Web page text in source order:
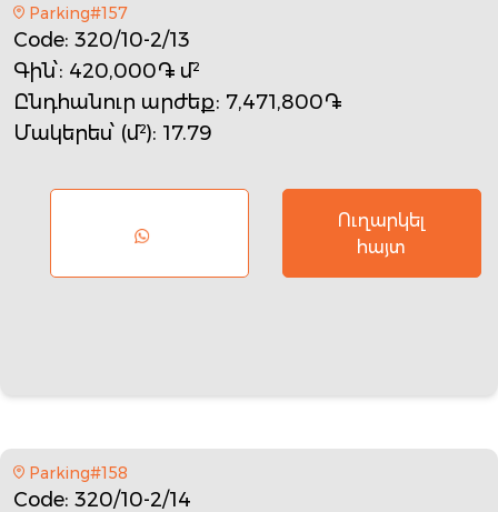
Parking#157
Code: 320/10-2/13
Գին՝: 420,000֏ մ²
Ընդհանուր արժեք: 7,471,800֏
Մակերես՝ (մ²): 17.79
Ուղարկել
հայտ
Parking#158
Code: 320/10-2/14